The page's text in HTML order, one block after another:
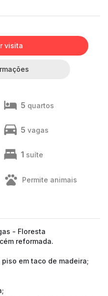
visita
5 quartos
5 vagas
1 suíte
Permite animais
- Floresta
reformada.
em taco de madeira;